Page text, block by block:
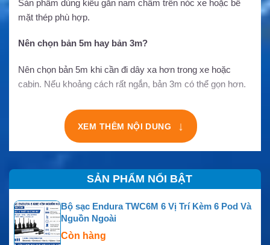
Sản phẩm dùng kiểu gắn nam châm trên nóc xe hoặc bề
mặt thép phù hợp.
Nên chọn bản 5m hay bản 3m?
Nên chọn bản 5m khi cần đi dây xa hơn trong xe hoặc
cabin. Nếu khoảng cách rất ngắn, bản 3m có thể gọn hơn.
XEM THÊM NỘI DUNG ↓
SẢN PHẨM NỔI BẬT
Bộ sạc Endura TWC6M 6 Vị Trí Kèm 6 Pod Và
Nguồn Ngoài
Còn hàng